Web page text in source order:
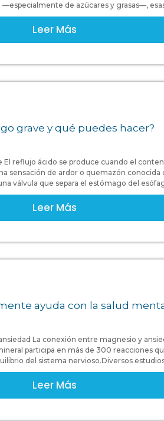
de azúcares y grasas—,
Leer Más
grave y qué puedes hacer?
El reflujo ácido se produce cuando el
sensación de ardor o quemazón
válvula que separa el estómago del
Leer Más
ayuda con la salud
La conexión entre magnesio y
participa en más de 300 reacciones
del sistema nervioso.Diversos
Leer Más